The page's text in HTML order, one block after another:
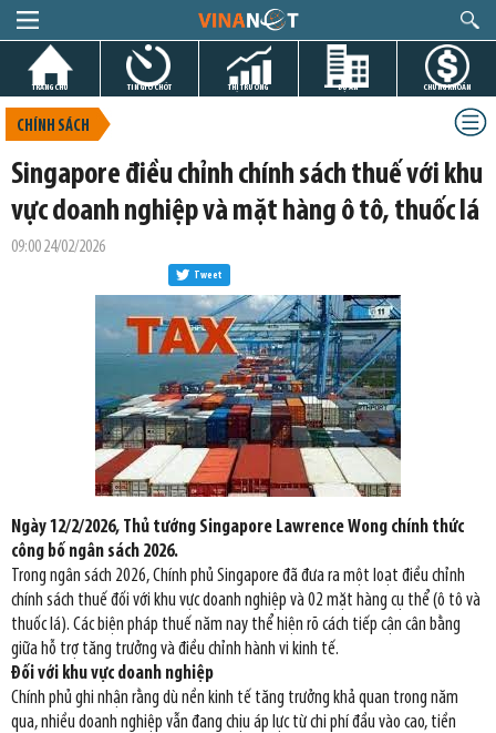
TRANG CHỦ TIN GIỜ CHÓT THỊ TRƯỜNG DỰ ÁN CHỨNG KHOÁN
CHÍNH SÁCH
Singapore điều chỉnh chính sách thuế với khu
vực doanh nghiệp và mặt hàng ô tô, thuốc lá
09:00 24/02/2026
Tweet
Ngày 12/2/2026, Thủ tướng Singapore Lawrence Wong chính thức
công bố ngân sách 2026.
Trong ngân sách 2026, Chính phủ Singapore đã đưa ra một loạt điều chỉnh
chính sách thuế đối với khu vực doanh nghiệp và 02 mặt hàng cụ thể (ô tô và
thuốc lá). Các biện pháp thuế năm nay thể hiện rõ cách tiếp cận cân bằng
giữa hỗ trợ tăng trưởng và điều chỉnh hành vi kinh tế.
Đối với khu vực doanh nghiệp
Chính phủ ghi nhận rằng dù nền kinh tế tăng trưởng khả quan trong năm
qua, nhiều doanh nghiệp vẫn đang chịu áp lực từ chi phí đầu vào cao, tiền